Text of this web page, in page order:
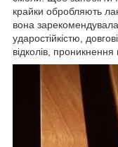
крайки обробляють
вона
ударостійкістю,
відколів,